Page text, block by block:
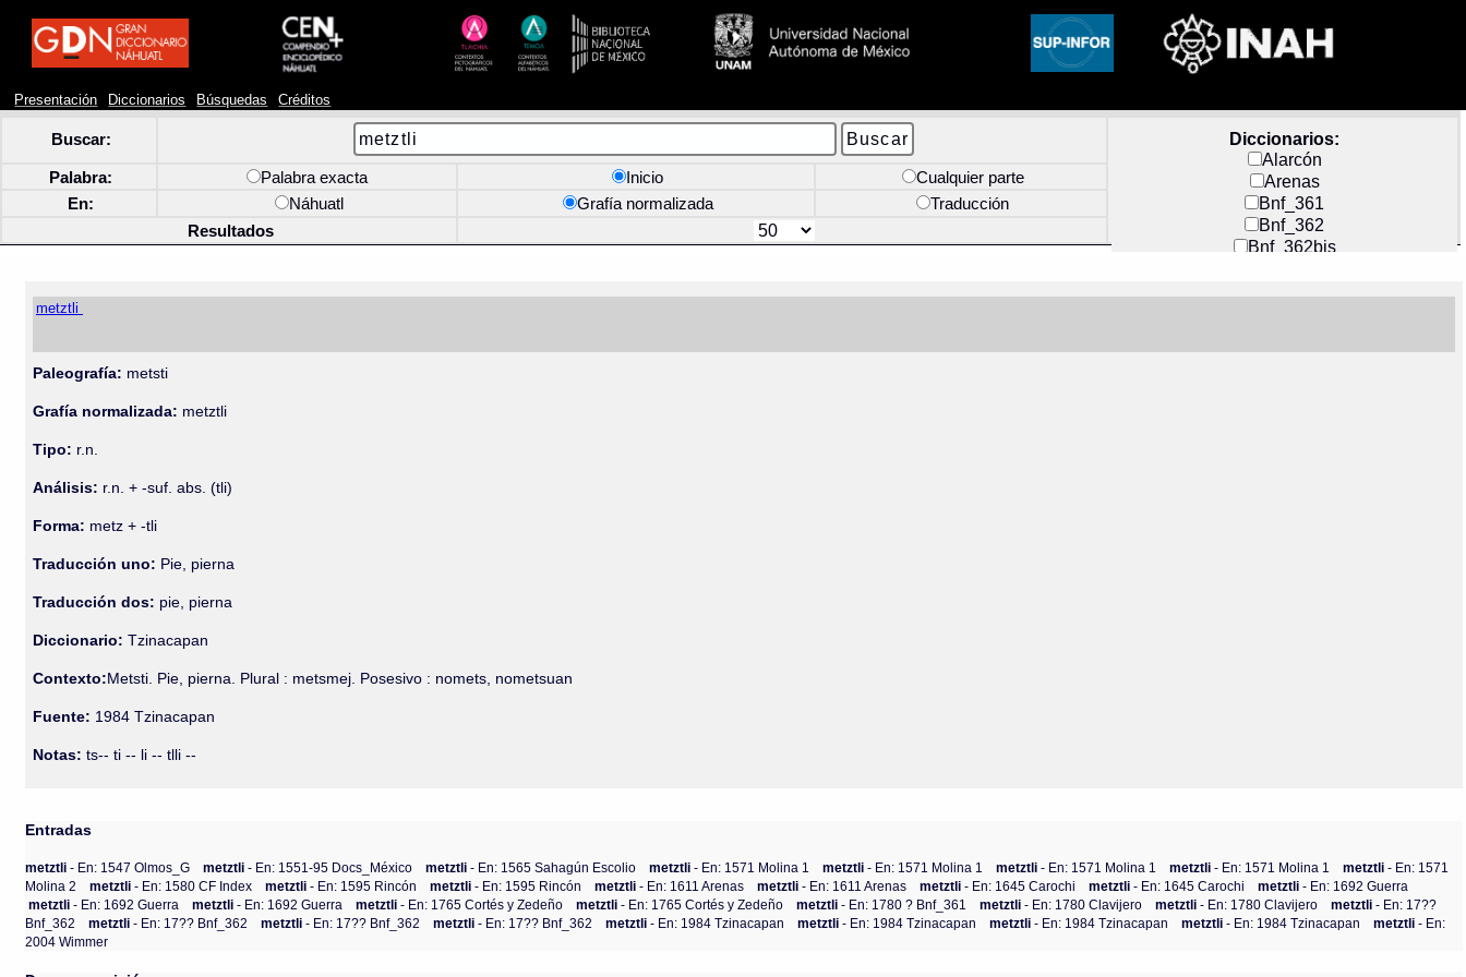
Presentación Diccionarios Búsquedas Créditos
Buscar:
Diccionarios:
Alarcón
Arenas
Bnf_361
Bnf_362
Bnf_362bis
Docs_México
Palabra: Palabra exacta Inicio
Cualquier parte
En:
Náhuatl Grafía normalizada
Traducción
Resultados
metztli
Paleografía: metsti
Grafía normalizada: metztli
Tipo: r.n.
Análisis: r.n. + -suf. abs. (tli)
Forma: metz + -tli
Traducción uno: Pie, pierna
Traducción dos: pie, pierna
Diccionario:Tzinacapan
Contexto:Metsti. Pie, pierna. Plural : metsmej. Posesivo : nomets, nometsuan
Fuente: 1984 Tzinacapan
Notas: ts-- ti -- li -- tlli --
Entradas
metztli- En: 1547 Olmos_G metztli- En: 1551-95 Docs_México metztli- En: 1565 Sahagún Escolio metztli- En: 1571 Molina 1 metztli- En: 1571 Molina 1 metztli- En: 1571 Molina 1 metztli- En: 1571 Molina 1 metztli- En: 1571
Molina 2
metztli- En: 1580 CF Index metztli- En: 1595 Rincón metztli- En: 1595 Rincón metztli- En: 1611 Arenas metztli- En: 1611 Arenas metztli- En: 1645 Carochi metztli- En: 1645 Carochi metztli- En: 1692 Guerra
metztli- En: 1692 Guerra metztli- En: 1692 Guerra metztli- En: 1765 Cortés y Zedeño metztli- En: 1765 Cortés y Zedeño metztli- En: 1780 ? Bnf_361 metztli- En: 1780 Clavijero metztli- En: 1780 Clavijero metztli- En: 17??
Bnf_362
metztli- En: 17?? Bnf_362 metztli- En: 17?? Bnf_362 metztli- En: 17?? Bnf_362 metztli- En: 1984 Tzinacapan metztli- En: 1984 Tzinacapan metztli- En: 1984 Tzinacapan metztli- En: 1984 Tzinacapan metztli- En:
2004 Wimmer